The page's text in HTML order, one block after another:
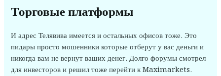
Торговые платформы
И адрес Телявива имеется и остальных офисов тоже. Это
пидары просто мошенники которые отберут у вас деньги и
никогда вам не вернут ваших денег. Долго форумы смотрел
для инвесторов и решил тоже перейти к Maximarkets.